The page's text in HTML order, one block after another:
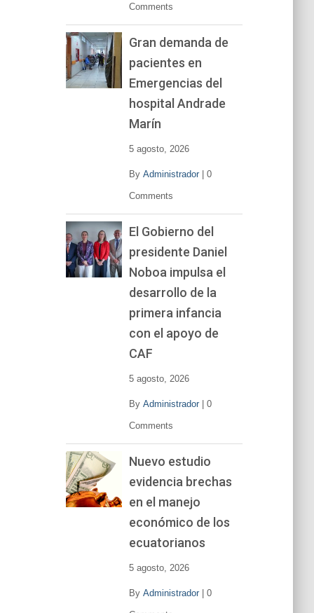
Comments
Gran demanda de
pacientes en
Emergencias del
hospital Andrade
Marín
5 agosto, 2026
By Administrador| 0
Comments
El Gobierno del
presidente Daniel
Noboa impulsa el
desarrollo de la
primera infancia
con el apoyo de
CAF
5 agosto, 2026
By Administrador| 0
Comments
Nuevo estudio
evidencia brechas
en el manejo
económico de los
ecuatorianos
5 agosto, 2026
By Administrador| 0